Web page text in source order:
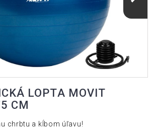
LOPTA MOVIT
CM
chrbtu a kĺbom úľavu!